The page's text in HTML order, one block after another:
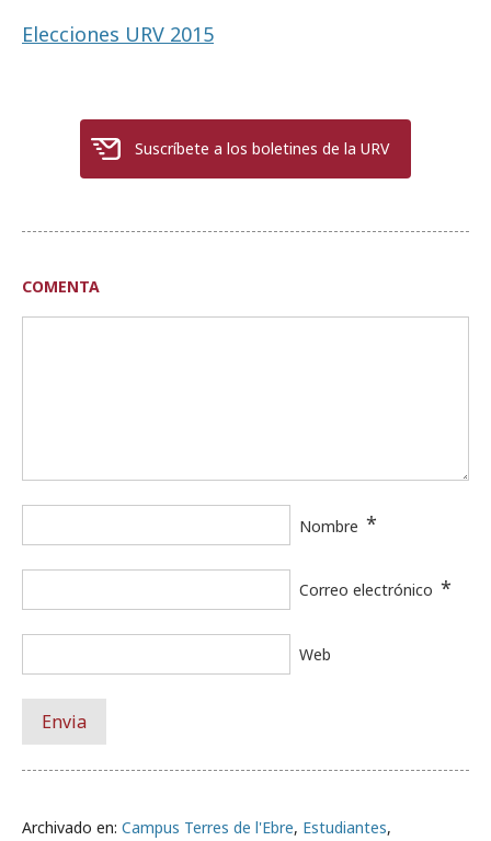
Elecciones URV 2015
Suscríbete a los boletines de la URV
Archivado en: Campus Terres de l'Ebre, Estudiantes,
COMENTA
Nombre *
Correo electrónico *
Web